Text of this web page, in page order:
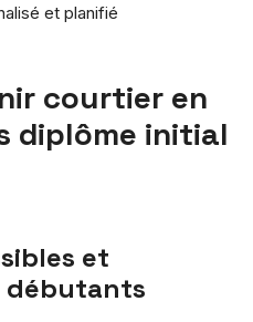
et planifié
courtier en
diplôme initial
et
débutants